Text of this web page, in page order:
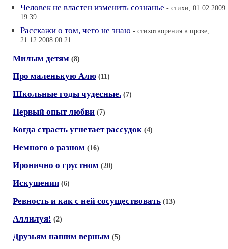
Человек не властен изменить сознанье - стихи, 01.02.2009
19:39
Расскажи о том, чего не знаю - стихотворения в прозе,
21.12.2008 00:21
Милым детям (8)
Про маленькую Алю (11)
Школьные годы чудесные. (7)
Первый опыт любви (7)
Когда страсть угнетает рассудок (4)
Немного о разном (16)
Иронично о грустном (20)
Искушения (6)
Ревность и как с ней сосуществовать (13)
Аллилуя! (2)
Друзьям нашим верным (5)